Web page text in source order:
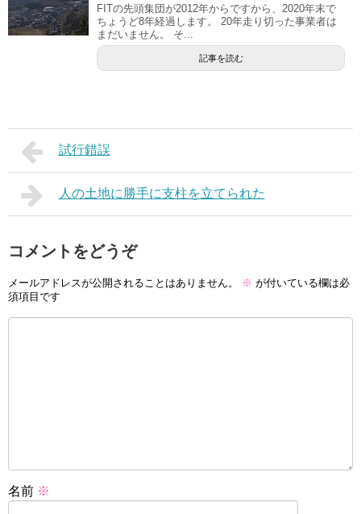
FITの先頭集団が2012年からですから、2020年末で
ちょうど8年経過します。 20年走り切った事業者は
まだいません。 そ...
記事を読む
試行錯誤
人の土地に勝手に支柱を立てられた
コメントをどうぞ
メールアドレスが公開されることはありません。 ※ が付いている欄は必
須項目です
名前 ※